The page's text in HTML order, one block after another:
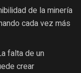
de la minería
cada vez más
falta de un
crear